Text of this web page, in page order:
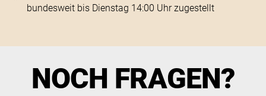
bundesweit bis Dienstag 14:00 Uhr zugestellt
NOCH FRAGEN?